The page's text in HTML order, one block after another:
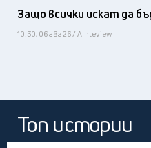
Защо всички искат да
10:30, 06 авг 26 / AInteview
Топ истории